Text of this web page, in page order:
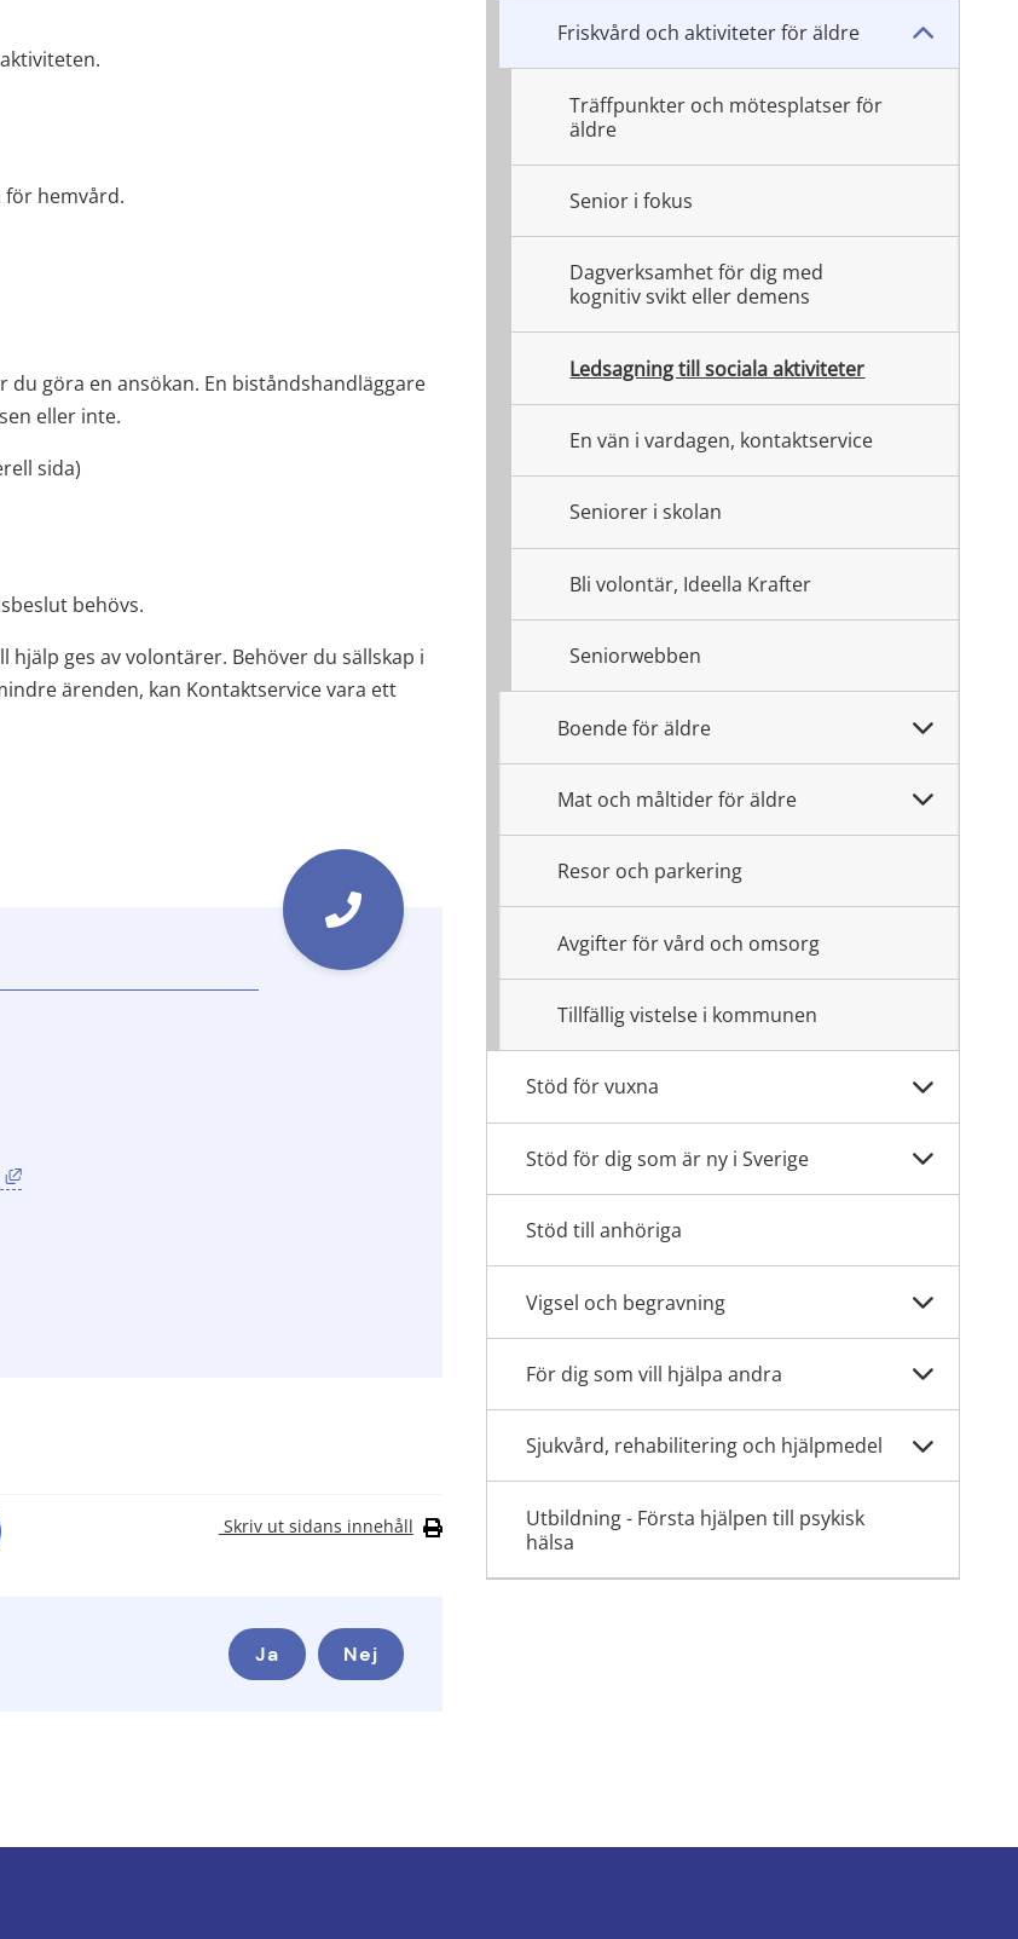
för hemvård.
göra en ansökan. En biståndshandläggare
eller inte.
sida)
behövs.
ges av volontärer. Behöver du sällskap i
ärenden, kan Kontaktservice vara ett
Länk till annan webbplats, öppnas i nytt fönster.
Skriv ut sidans innehåll
Nej
Ja
Friskvård och aktiviteter för äldre
Träffpunkter och mötesplatser för
äldre
Senior i fokus
Dagverksamhet för dig med
kognitiv svikt eller demens
Ledsagning till sociala aktiviteter
En vän i vardagen, kontaktservice
Seniorer i skolan
Bli volontär, Ideella Krafter
Seniorwebben
Boende för äldre
Mat och måltider för äldre
Resor och parkering
Avgifter för vård och omsorg
Tillfällig vistelse i kommunen
Stöd för vuxna
Stöd för dig som är ny i Sverige
Stöd till anhöriga
Vigsel och begravning
För dig som vill hjälpa andra
Sjukvård, rehabilitering och hjälpmedel
Utbildning - Första hjälpen till psykisk
hälsa